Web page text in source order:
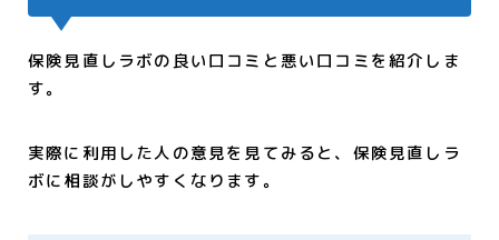
保険見直しラボの良い口コミと悪い口コミを紹介しま
す。
実際に利用した人の意見を見てみると、保険見直しラ
ボに相談がしやすくなります。